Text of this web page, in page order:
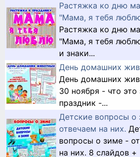
Растяжка ко дню
"Мама, я тебя
Растяжка ко дню
"Мама, я тебя
и знаки...
День домашних
День домашних
30 ноября - что это
праздник -...
Детские вопросы о
отвечаем на них.
вопросы о зиме -
на них. 8 слайдов +